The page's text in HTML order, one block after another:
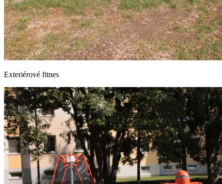
Exteriérové fitnes